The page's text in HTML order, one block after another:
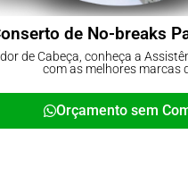
de No-breaks
de Cabeça, conheça a
com as melhores marcas
Orçamento sem